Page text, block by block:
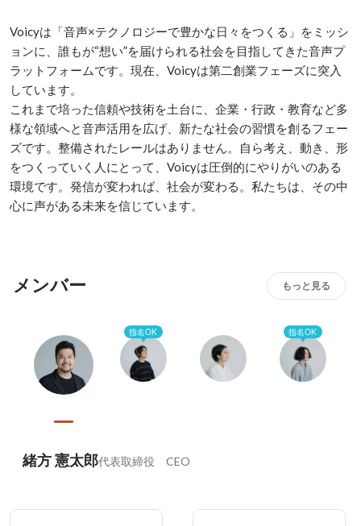
Voicyは「音声×テクノロジーで豊かな日々をつくる」をミッシ
ョンに、誰もが“想い”を届けられる社会を目指してきた音声プ
ラットフォームです。現在、Voicyは第二創業フェーズに突入
しています。
これまで培った信頼や技術を土台に、企業・行政・教育など多
様な領域へと音声活用を広げ、新たな社会の習慣を創るフェー
ズです。整備されたレールはありません。自ら考え、動き、形
をつくっていく人にとって、Voicyは圧倒的にやりがいのある
環境です。発信が変われば、社会が変わる。私たちは、その中
心に声がある未来を信じています。
メンバー もっと見る
指名OK 指名OK
緒方 憲太郎代表取締役 CEO